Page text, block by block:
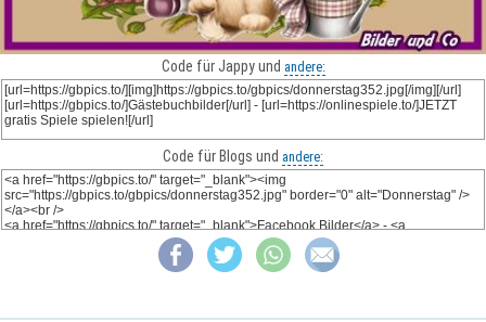
Code für Jappy und andere:
Code für Blogs und andere: